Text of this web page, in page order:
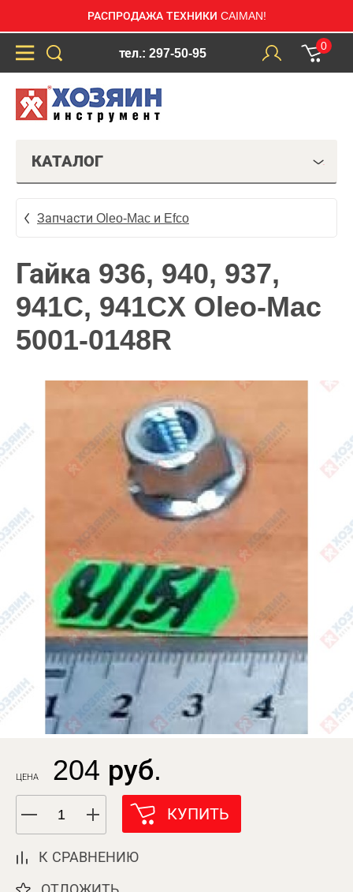
РАСПРОДАЖА ТЕХНИКИ CAIMAN!
тел.: 297-50-95
0
КАТАЛОГ
Запчасти Oleo-Mac и Efco
Гайка 936, 940, 937,
941C, 941CX Oleo-Mac
5001-0148R
ЦЕНА 204 руб.
КУПИТЬ
К СРАВНЕНИЮ